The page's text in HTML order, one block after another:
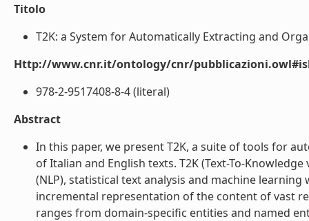
Titolo
T2K: a System for Automatically Extracting and
Http://www.cnr.it/ontology/cnr/
978-2-9517408-8-4 (literal)
Abstract
In this paper, we present T2K, a suite of tools for
of Italian and English texts. T2K (Text-To-
(NLP), statistical text analysis and machine
incremental representation of the content of vast
ranges from domain-specific entities and named